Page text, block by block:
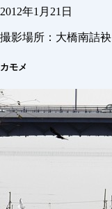
2012年1月21日
撮影場所： 大橋南詰袂
カモメ